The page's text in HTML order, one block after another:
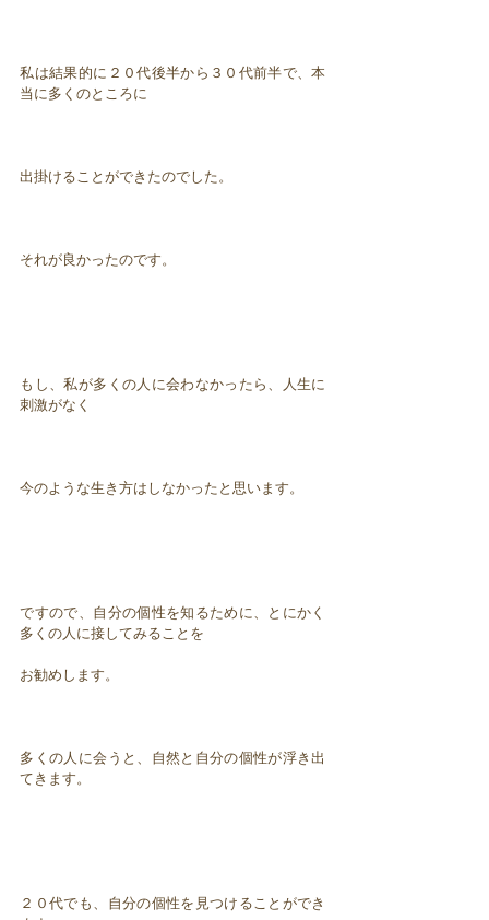
私は結果的に２０代後半から３０代前半で、本
当に多くのところに
出掛けることができたのでした。
それが良かったのです。
もし、私が多くの人に会わなかったら、人生に
刺激がなく
今のような生き方はしなかったと思います。
ですので、自分の個性を知るために、とにかく
多くの人に接してみることを
お勧めします。
多くの人に会うと、自然と自分の個性が浮き出
てきます。
２０代でも、自分の個性を見つけることができ